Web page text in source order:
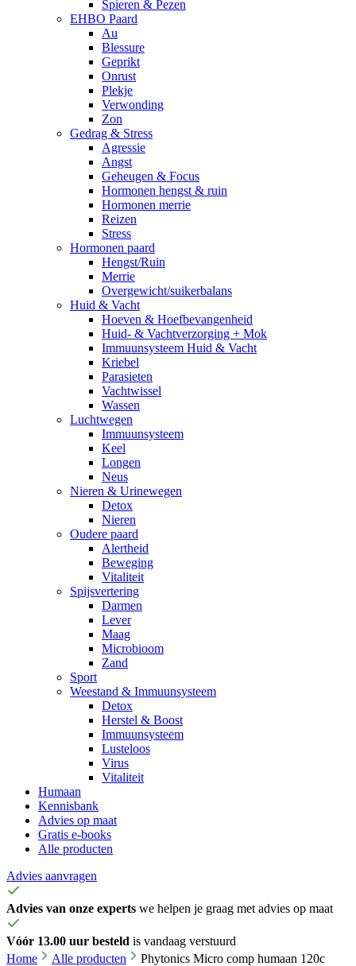
Spieren & Pezen
EHBO Paard
Au
Blessure
Geprikt
Onrust
Plekje
Verwonding
Zon
Gedrag & Stress
Agressie
Angst
Geheugen & Focus
Hormonen hengst & ruin
Hormonen merrie
Reizen
Stress
Hormonen paard
Hengst/Ruin
Merrie
Overgewicht/suikerbalans
Huid & Vacht
Hoeven & Hoefbevangenheid
Huid- & Vachtverzorging + Mok
Immuunsysteem Huid & Vacht
Kriebel
Parasieten
Vachtwissel
Wassen
Luchtwegen
Immuunsysteem
Keel
Longen
Neus
Nieren & Urinewegen
Detox
Nieren
Oudere paard
Alertheid
Beweging
Vitaliteit
Spijsvertering
Darmen
Lever
Maag
Microbioom
Zand
Sport
Weestand & Immuunsysteem
Detox
Herstel & Boost
Immuunsysteem
Lusteloos
Virus
Vitaliteit
Humaan
Kennisbank
Advies op maat
Gratis e-books
Alle producten
Advies aanvragen
Advies van onze experts we helpen je graag met advies op maat
Vóór 13.00 uur besteld is vandaag verstuurd
Home
Alle producten Phytonics Micro comp humaan 120c